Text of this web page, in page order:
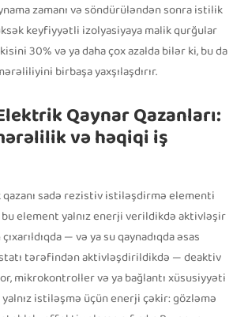
zamanı və söndürüləndən sonra istilik
keyfiyyətli izolyasiyaya malik qurğular
30% və ya daha çox azalda bilər ki, bu da
birbaşa yaxşılaşdırır.
Qaynar Qazanları:
və həqiqi iş
sadə rezistiv istiləşdirmə elementi
element yalnız enerji verildikdə aktivləşir
çıxarıldıqda — və ya su qaynadıqda əsas
tərəfindən aktivləşdirildikdə — deaktiv
mikrokontroller və ya bağlantı xüsusiyyəti
istiləşmə üçün enerji çəkir: gözləmə